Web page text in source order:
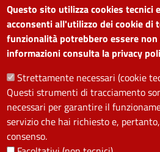
Questo sito utilizza cookies tecnici
acconsenti all'utilizzo dei cookie di
funzionalità potrebbero essere
informazioni consulta la privacy
Strettamente necessari (cookie
Questi strumenti di tracciamento
necessari per garantire il
servizio che hai richiesto e,
consenso.
Segnala disservizio
Amministrazione
trasparente
Note legali
SEGUICI SU
Facebook
Instagram
YouTube
Telegram
WhatsApp
TwitterLinkedin